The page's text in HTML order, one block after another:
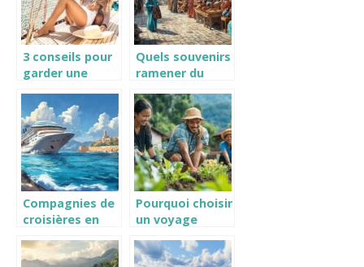
3 conseils pour
garder une
beauté en
voyage
Quels souvenirs
ramener du
plus beaux sacs
en cuir de Fès
Compagnies de
croisières en
Comment
Pourquoi choisir
un voyage
découvrir le